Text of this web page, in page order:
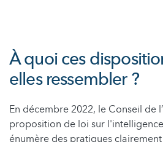
À quoi ces
elles ressembler ?
En décembre 2022, le Conseil de
proposition de loi sur
énumère des pratiques